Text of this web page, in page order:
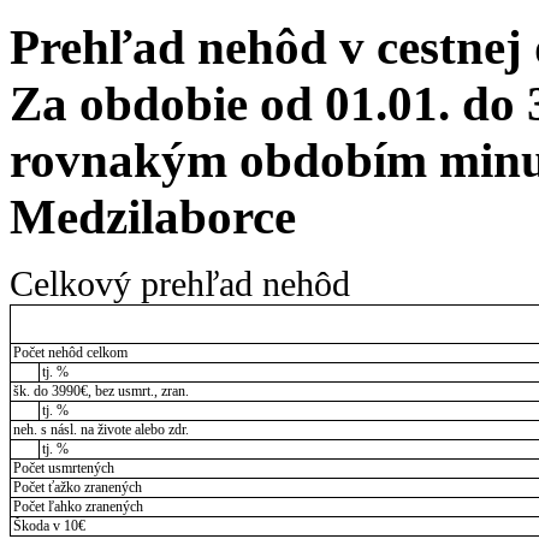
Prehľad nehôd v cestnej
Za obdobie od 01.01. do
rovnakým obdobím
Medzilaborce
Celkový prehľad nehôd
Počet nehôd celkom
tj. %
šk. do 3990€, bez usmrt., zran.
tj. %
neh. s násl. na živote alebo zdr.
tj. %
Počet usmrtených
Počet ťažko zranených
Počet ľahko zranených
Škoda v 10€